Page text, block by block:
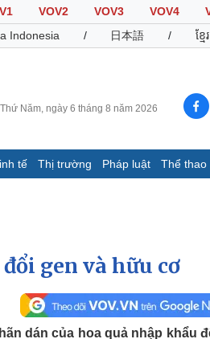
VOV2 VOV3 VOV4
Indonesia
/ 日本語 / ខ្មែរ
Thứ Năm, ngày 6 tháng 8 năm 2026
tế Thị trường Pháp luật Thể thao
Thể thao
Ô
gen và hữu cơ
dán của hoa quả nhập khẩu